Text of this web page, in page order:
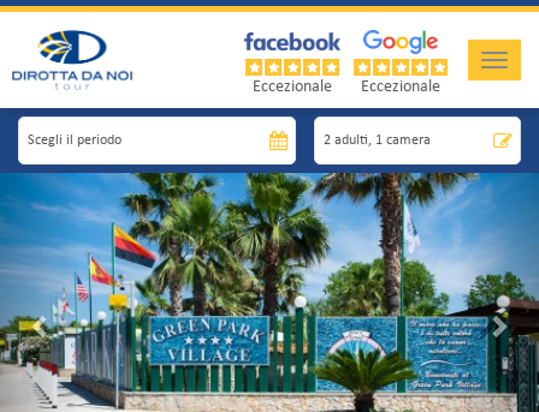
Toggle
Eccezionale Eccezionale
Previous